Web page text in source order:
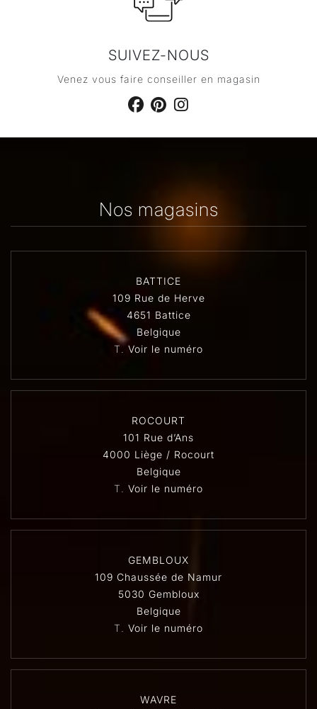
SUIVEZ-NOUS
Venez vous faire conseiller en magasin
Nos magasins
BATTICE
109 Rue de Herve
4651 Battice
Belgique
T. Voir le numéro
ROCOURT
101 Rue d’Ans
4000 Liège / Rocourt
Belgique
T. Voir le numéro
GEMBLOUX
109 Chaussée de Namur
5030 Gembloux
Belgique
T. Voir le numéro
WAVRE